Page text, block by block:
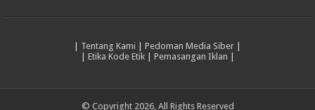
Tentang Kami Pedoman Media Siber
Etika Kode Etik| Pemasangan Iklan
© Copyright 2026, All Rights Reserved